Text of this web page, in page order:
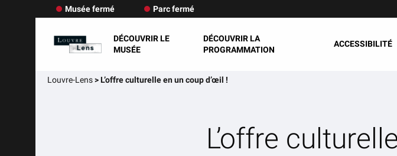
Musée fermé Parc fermé
DÉCOUVRIR LE
MUSÉE
DÉCOUVRIR LA
PROGRAMMATION
ACCESSIBILITÉ
Louvre-Lens>L’offre culturelle en un coup d’œil !
L’offre